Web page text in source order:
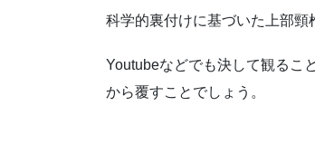
科学的裏付けに基づいた上部頸
Youtubeなどでも決して観るこ
から覆すことでしょう。